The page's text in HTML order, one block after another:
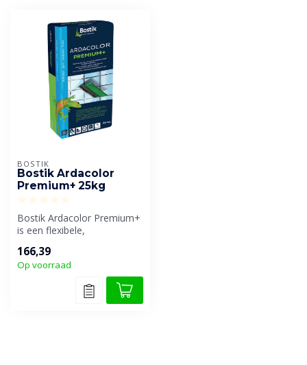
BOSTIK
Bostik Ardacolor
Premium+ 25kg
Bostik Ardacolor Premium+
is een flexibele,
voegmortel. Geschik...
166,39
Op voorraad